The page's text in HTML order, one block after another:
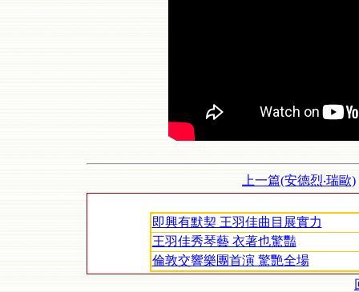
上一篇(安德烈‧瑞歐)
即興有默契 王羽佳曲目展實力
王羽佳秀琴藝 衣著也驚豔
倫敦交響樂團首演 驚艷全場